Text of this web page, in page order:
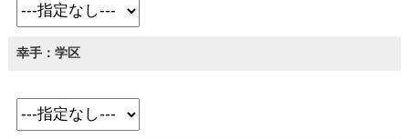
幸手：学区